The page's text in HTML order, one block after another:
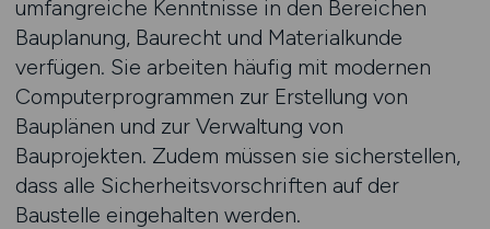
umfangreiche Kenntnisse in den Bereichen
Bauplanung, Baurecht und Materialkunde
verfügen. Sie arbeiten häufig mit modernen
Computerprogrammen zur Erstellung von
Bauplänen und zur Verwaltung von
Bauprojekten. Zudem müssen sie sicherstellen,
dass alle Sicherheitsvorschriften auf der
Baustelle eingehalten werden.